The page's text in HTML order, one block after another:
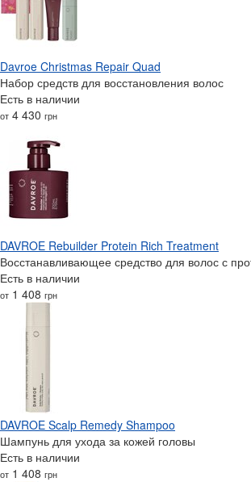
Davroe Christmas Repair Quad
Набор средств для восстановления волос
Есть в наличии
от 4 430 грн
DAVROE Rebuilder Protein Rich Treatment
Восстанавливающее средство для волос с
Есть в наличии
от 1 408 грн
DAVROE Scalp Remedy Shampoo
Шампунь для ухода за кожей головы
Есть в наличии
от 1 408 грн